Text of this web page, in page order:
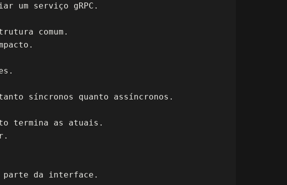
um serviço gRPC.
comum.
síncronos quanto assíncronos.
termina as atuais.
parte da interface.